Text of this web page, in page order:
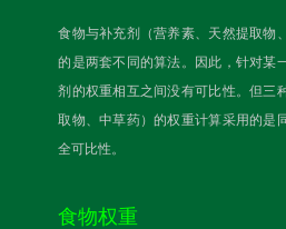
食物与补充剂（营养素、天然提取物
的是两套不同的算法。因此，针对某
剂的权重相互之间没有可比性。但三
取物、中草药）的权重计算采用的是
全可比性。
食物权重